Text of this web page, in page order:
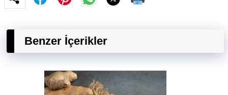
Benzer İçerikler